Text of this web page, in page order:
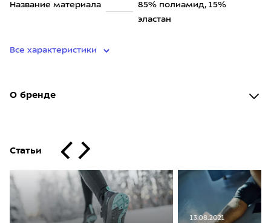
Название материала
85% полиамид, 15%
эластан
Все характеристики
О бренде
Статьи
13.08.2021